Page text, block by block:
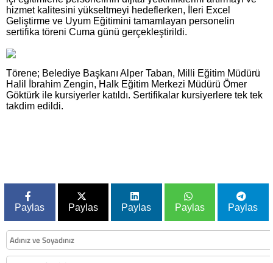
hizmet kalitesini yükseltmeyi hedeflerken, İleri Excel
Geliştirme ve Uyum Eğitimini tamamlayan personelin
sertifika töreni Cuma günü gerçekleştirildi.
Törene; Belediye Başkanı Alper Taban, Milli Eğitim Müdürü
Halil İbrahim Zengin, Halk Eğitim Merkezi Müdürü Ömer
Göktürk ile kursiyerler katıldı. Sertifikalar kursiyerlere tek tek
takdim edildi.
Paylas Paylas Paylas Paylas Paylas